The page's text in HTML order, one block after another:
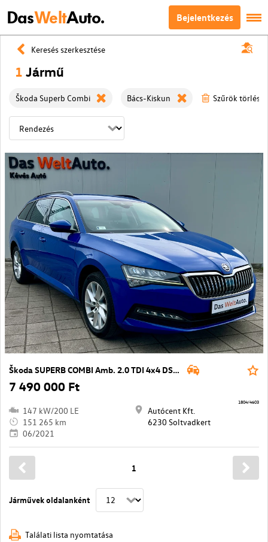
DasWeltAuto. Bejelentkezés
Keresés szerkesztése
1 Jármű
Škoda Superb Combi Bács-Kiskun Szűrök törlése
Škoda SUPERB COMBI Amb. 2.0 TDI 4x4 DSG SCR
7 490 000 Ft
147 kW/200 LE
151 265 km
06/2021
Autócent Kft.
6230 Soltvadkert
1804/4603
Járművek oldalanként
1
Találati lista nyomtatása